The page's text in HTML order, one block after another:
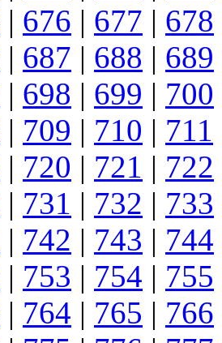
| 676 | 677 | 678
| 687 | 688 | 689
| 698 | 699 | 700
| 709 | 710 | 711
| 720 | 721 | 722
| 731 | 732 | 733
| 742 | 743 | 744
| 753 | 754 | 755
| 764 | 765 | 766